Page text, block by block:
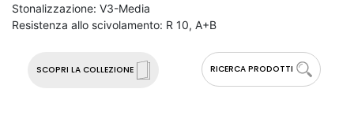
SCOPRI LA COLLEZIONE RICERCA PRODOTTI
Stonalizzazione: V3-Media
Resistenza allo scivolamento: R 10, A+B